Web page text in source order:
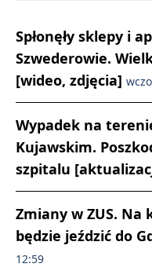
Spłonęły sklepy i
Szwederowie.
[wideo, zdjęcia]
Wypadek na
Kujawskim.
szpitalu
Zmiany w ZUS.
będzie jeździć do
12:59